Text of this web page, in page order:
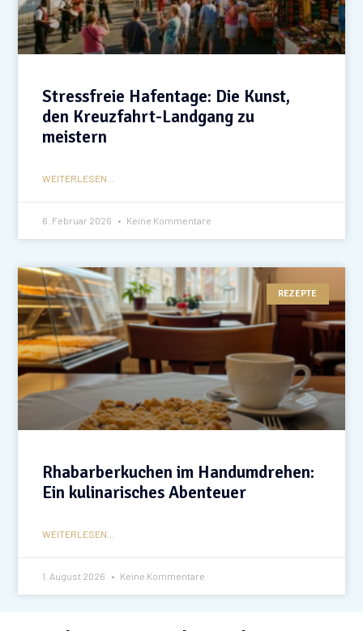
Stressfreie Hafentage: Die Kunst,
den Kreuzfahrt-Landgang zu
meistern
WEITERLESEN...
6. Februar 2026 Keine Kommentare
REZEPTE
Rhabarberkuchen im Handumdrehen:
Ein kulinarisches Abenteuer
WEITERLESEN...
1. August 2026 Keine Kommentare